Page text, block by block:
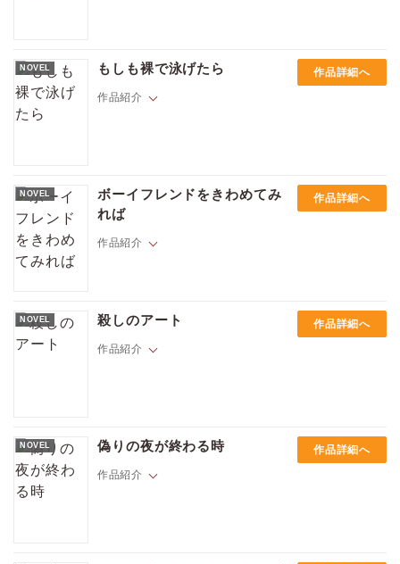
困憊のシングルファーザーとデキるナニーの優しいベビーシッター・ロ
マンス。
のショーンは車で轢きかけた野良犬にアンナと名づけ引き取ることに。
そんなアンナが、「彼」との素敵な出会いを導いてくれた――。穏やか
でほのぼのしたクリスマス・ロマンス！
NOVEL もしも裸で泳げたら
作品紹介
作品詳細へ
とスキニーディッピング（裸で泳ぐこと）に行く約束をしていた。だが
結局怖じ気づいて、行けなかったことを後悔している。裸で泳ぐという
たわいないことでも、残ってしまうと呪いのようになってしまう。意を
決したミッキーは気になっているカフェのマスターを誘おうとするのだ
が……。
NOVEL
ボーイフレンドをきわめてみ
れば
作品紹介
作品詳細へ
ロ。ある日存在も知らなかった祖母の死と、遺産として残された書店の
ことを知らされた彼は書店のあるリトルビーチにやってきた。受け継い
だ建物の隣はタトゥショップで、オーナーのギデオンは素敵な笑顔で彼
NOVEL 殺しのアート
作品紹介
作品詳細へ
イソンは、駐車場で襲われ何者かに薬物を射たれる。犯人の目処がつか
ないまま、サムはジェイソンに母親が暮らすワイオミングでの傷病休暇
を提案。はじめて二人で過ごす長い休暇――ところがその町で奇術関連
コレクションの盗難と殺人が発生し――!?
NOVEL 偽りの夜が終わる時
作品紹介
作品詳細へ